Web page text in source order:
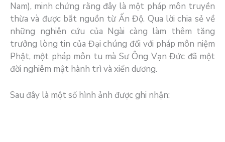
Nam), minh chứng rằng đây là một pháp môn truyền
thừa và được bắt nguồn từ Ấn Độ. Qua lời chia sẻ về
những nghiên cứu của Ngài càng làm thêm tăng
trưởng lòng tin của Đại chúng đối với pháp môn niệm
Phật, một pháp môn tu mà Sư Ông Vạn Đức đã một
đời nghiêm mật hành trì và xiển dương.
Sau đây là một số hình ảnh được ghi nhận: